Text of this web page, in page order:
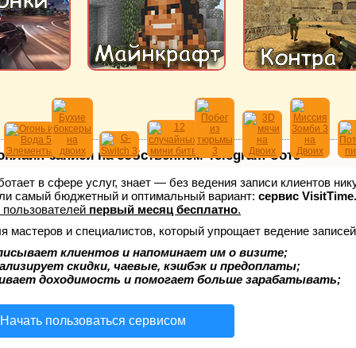
записи на собственном Telegram-боте
в сфере услуг, знает — без ведения записи клиентов
самый бюджетный и оптимальный вариант: сервис VisitTime.
первый месяц бесплатно.
мастеров и специалистов, который упрощает ведение
клиентов и напоминает им о визите;
скидки, чаевые, кэшбэк и предоплаты;
доходимость и помогает больше зарабатывать;
Начать пользоваться сервисом